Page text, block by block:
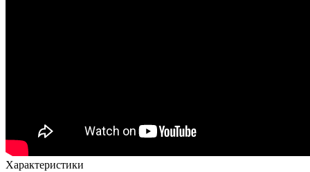
Характеристики